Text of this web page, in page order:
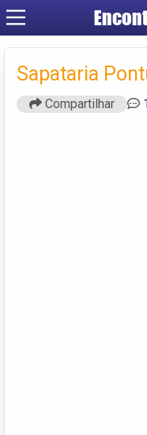
Sapataria
Compartilhar